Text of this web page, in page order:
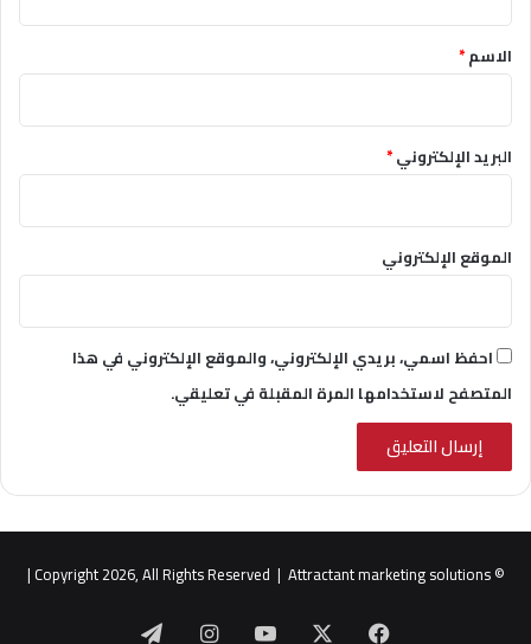
*الاسم*
البريد الإلكتروني*
الموقع الإلكتروني
احفظ اسمي، بريدي الإلكتروني، والموقع الإلكتروني في هذا
المتصفح لاستخدامها المرة المقبلة في تعليقي.
© Copyright 2026, All Rights Reserved |
Attractant marketing solutions
|
فيسبوك ‫YouTube انستقرام